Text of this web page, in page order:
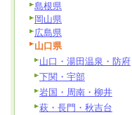
島根県
岡山県
広島県
山口県
山口・湯田温泉・防府
下関・宇部
岩国・周南・柳井
萩・長門・秋吉台